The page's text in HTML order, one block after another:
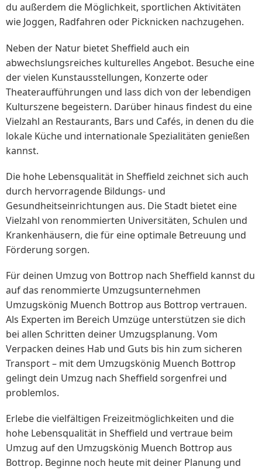
du außerdem die Möglichkeit, sportlichen Aktivitäten
wie Joggen, Radfahren oder Picknicken nachzugehen.
Neben der Natur bietet Sheffield auch ein
abwechslungsreiches kulturelles Angebot. Besuche eine
der vielen Kunstausstellungen, Konzerte oder
Theateraufführungen und lass dich von der lebendigen
Kulturszene begeistern. Darüber hinaus findest du eine
Vielzahl an Restaurants, Bars und Cafés, in denen du die
lokale Küche und internationale Spezialitäten genießen
kannst.
Die hohe Lebensqualität in Sheffield zeichnet sich auch
durch hervorragende Bildungs- und
Gesundheitseinrichtungen aus. Die Stadt bietet eine
Vielzahl von renommierten Universitäten, Schulen und
Krankenhäusern, die für eine optimale Betreuung und
Förderung sorgen.
Für deinen Umzug von Bottrop nach Sheffield kannst du
auf das renommierte Umzugsunternehmen
Umzugskönig Muench Bottrop aus Bottrop vertrauen.
Als Experten im Bereich Umzüge unterstützen sie dich
bei allen Schritten deiner Umzugsplanung. Vom
Verpacken deines Hab und Guts bis hin zum sicheren
Transport – mit dem Umzugskönig Muench Bottrop
gelingt dein Umzug nach Sheffield sorgenfrei und
problemlos.
Erlebe die vielfältigen Freizeitmöglichkeiten und die
hohe Lebensqualität in Sheffield und vertraue beim
Umzug auf den Umzugskönig Muench Bottrop aus
Bottrop. Beginne noch heute mit deiner Planung und